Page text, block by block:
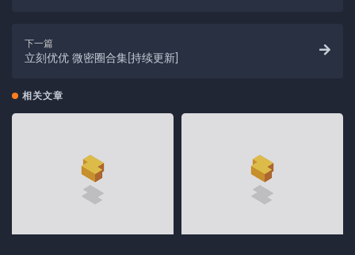
下一篇
立刻优优 微密圈合集[持续更新]
相关文章